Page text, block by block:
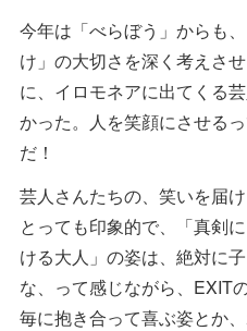
今年は「べらぼう」からも
け」の大切さを深く考えさ
に、イロモネアに出てくる
かった。人を笑顔にさせる
だ！
芸人さんたちの、笑いを届
とっても印象的で、「真剣
ける大人」の姿は、絶対に
な、って感じながら、EXIT
毎に抱き合って喜ぶ姿とか